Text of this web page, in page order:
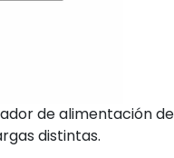
de alimentación
distintas.